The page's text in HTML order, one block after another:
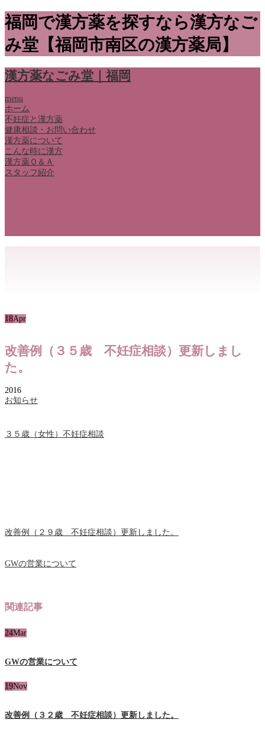
福岡で漢方薬を探すなら漢方なご
み堂【福岡市南区の漢方薬局】
漢方薬なごみ堂｜福岡
menu
ホーム
不妊症と漢方薬
健康相談・お問い合わせ
漢方薬について
こんな時に漢方
漢方薬Ｑ＆Ａ
スタッフ紹介
18Apr
改善例（３５歳 不妊症相談）更新しまし
た。
2016
お知らせ
３５歳（女性）不妊症相談
改善例（２９歳 不妊症相談）更新しました。
GWの営業について
関連記事
24Mar
GWの営業について
19Nov
改善例（３２歳 不妊症相談）更新しました。